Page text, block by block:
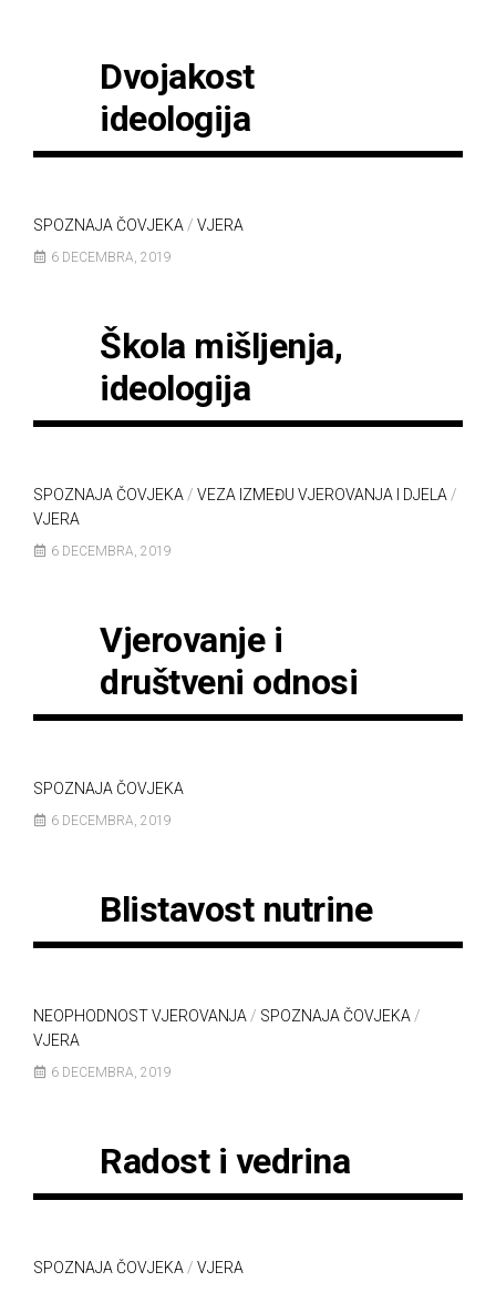
Dvojakost
ideologija
SPOZNAJA ČOVJEKA / VJERA
6 DECEMBRA, 2019
Škola mišljenja,
ideologija
SPOZNAJA ČOVJEKA / VEZA IZMEĐU VJEROVANJA I DJELA /
VJERA
6 DECEMBRA, 2019
Vjerovanje i
društveni odnosi
SPOZNAJA ČOVJEKA
6 DECEMBRA, 2019
Blistavost nutrine
NEOPHODNOST VJEROVANJA / SPOZNAJA ČOVJEKA /
VJERA
6 DECEMBRA, 2019
Radost i vedrina
SPOZNAJA ČOVJEKA / VJERA